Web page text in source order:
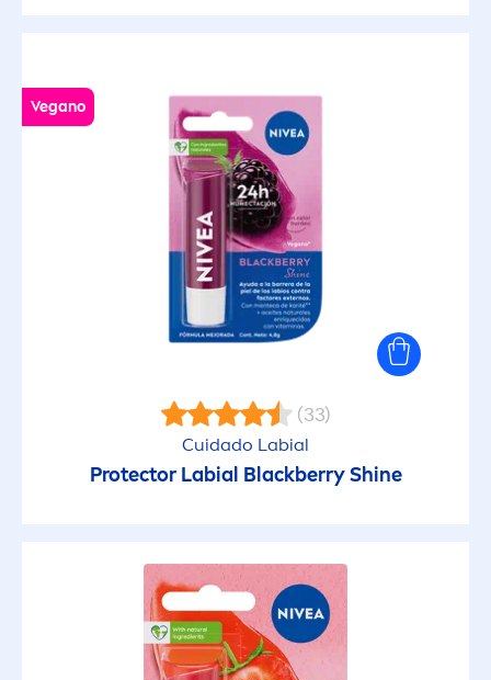
Vegano
(33)
Cuidado Labial
Protector Labial BlackberryShine